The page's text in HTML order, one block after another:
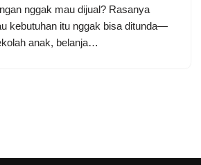
nggak mau dijual? Rasanya
kebutuhan itu nggak bisa ditunda—
anak, belanja…